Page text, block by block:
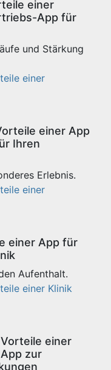
einer
App für
und Stärkung
einer
einer App
Ihren
Erlebnis.
einer
einer App für
Aufenthalt.
einer Klinik
Vorteile einer
App zur